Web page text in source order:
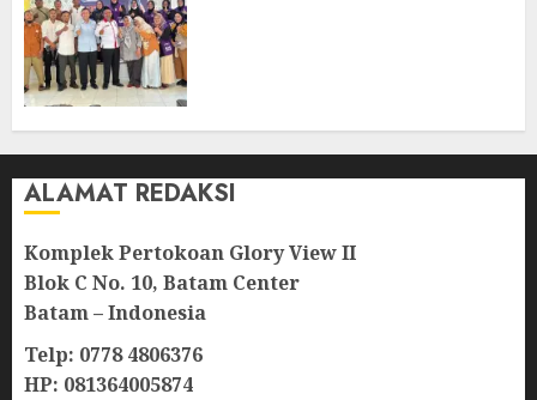
08/08/2026 0
ALAMAT REDAKSI
Komplek Pertokoan Glory View II
Blok C No. 10, Batam Center
Batam – Indonesia
Telp: 0778 4806376
HP: 081364005874